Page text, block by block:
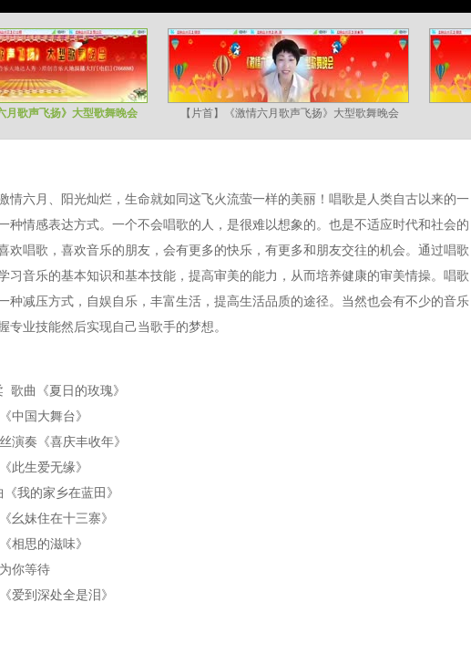
月歌声飞扬》大型歌舞晚会 【片首】《激情六月歌声飞扬》大型歌舞晚会
情六月、阳光灿烂，生命就如同这飞火流萤一样的美丽！唱歌是人类自古以来的一
种情感表达方式。一个不会唱歌的人，是很难以想象的。也是不适应时代和社会的
欢唱歌，喜欢音乐的朋友，会有更多的快乐，有更多和朋友交往的机会。通过唱歌
习音乐的基本知识和基本技能，提高审美的能力，从而培养健康的审美情操。唱歌
种减压方式，自娱自乐，丰富生活，提高生活品质的途径。当然也会有不少的音乐
专业技能然后实现自己当歌手的梦想。
歌曲《夏日的玫瑰》
中国大舞台》
演奏《喜庆丰收年》
此生爱无缘》
我的家乡在蓝田》
幺妹住在十三寨》
相思的滋味》
你等待
爱到深处全是泪》
曲《云和雨的故事》